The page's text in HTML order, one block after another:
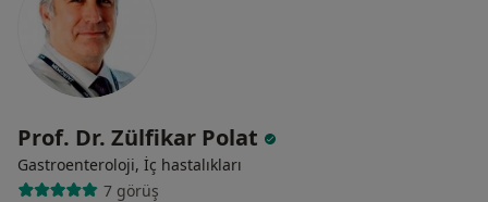
Prof. Dr. Zülfikar Polat
Gastroenteroloji, İç hastalıkları
7 görüş